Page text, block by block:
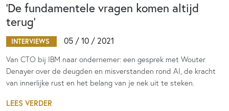
‘De fundamentele vragen komen altijd
terug’
INTERVIEWS 05 / 10 / 2021
Van CTO bij IBM naar ondernemer: een gesprek met Wouter
Denayer over de deugden en misverstanden rond AI, de kracht
van innerlijke rust en het belang van je nek uit te steken.
LEES VERDER